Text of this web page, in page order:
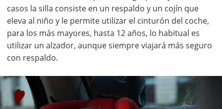
casos la silla consiste en un respaldo y un cojín que
eleva al niño y le permite utilizar el cinturón del coche,
para los más mayores, hasta 12 años, lo habitual es
utilizar un alzador, aunque siempre viajará más seguro
con respaldo.